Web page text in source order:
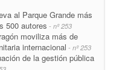
al Parque Grande más
500 autores - nº 253
moviliza más de
internacional - nº 253
de la gestión pública